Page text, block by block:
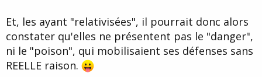
Et, les ayant "relativisées", il pourrait donc alors
constater qu'elles ne présentent pas le "danger",
ni le "poison", qui mobilisaient ses défenses sans
REELLE raison.